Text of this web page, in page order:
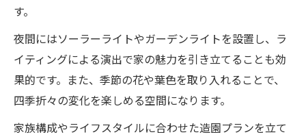
す。
夜間にはソーラーライトやガーデンライトを設置し、ラ
イティングによる演出で家の魅力を引き立てることも効
果的です。また、季節の花や葉色を取り入れることで、
四季折々の変化を楽しめる空間になります。
家族構成やライフスタイルに合わせた造園プランを立て